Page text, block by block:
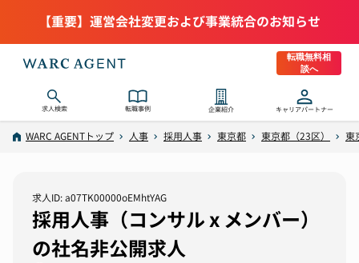
【重要】運営会社変更および事業統合のお知らせ
転職無料相
談へ
求人検索 転職事例 企業紹介 キャリアパートナー
WARC AGENTトップ 人事 採用人事 東京都 東京都（23区） 東
求人ID: a07TK00000oEMhtYAG
採用人事（コンサル x メンバー）
の社名非公開求人